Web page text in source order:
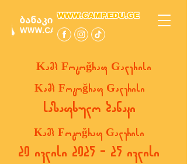
WWW.CAMP.EDU.GE
Kamp Fotoğraf Galerisi
Kamp Fotoğraf Galerisi
საზაფხულო ბანაკი
Kamp Fotoğraf Galerisi
20 ივლისი 2025 - 25 ივლისი